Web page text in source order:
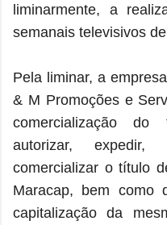
liminarmente, a
semanais televisivos
Pela liminar, a
& M Promoções e
comercialização
autorizar, expedir,
comercializar o título
Maracap, bem como
capitalização da